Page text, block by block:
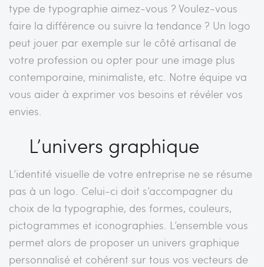
type de typographie aimez-vous ? Voulez-vous
faire la différence ou suivre la tendance ? Un logo
peut jouer par exemple sur le côté artisanal de
votre profession ou opter pour une image plus
contemporaine, minimaliste, etc. Notre équipe va
vous aider à exprimer vos besoins et révéler vos
envies.
L’univers graphique
L’identité visuelle de votre entreprise ne se résume
pas à un logo. Celui-ci doit s’accompagner du
choix de la typographie, des formes, couleurs,
pictogrammes et iconographies. L’ensemble vous
permet alors de proposer un univers graphique
personnalisé et cohérent sur tous vos vecteurs de